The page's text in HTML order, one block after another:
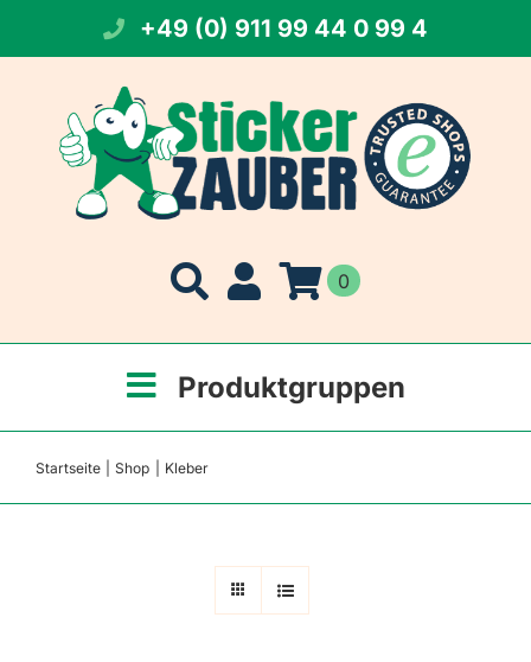
springen
+49 (0) 911 99 44 0 99 4
0
Produktgruppen
Startseite Shop Kleber